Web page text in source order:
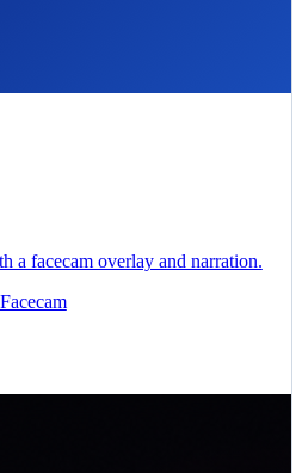
a facecam overlay and narration.
Facecam